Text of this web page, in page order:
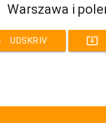
Warszawa i
UDSKRIV system_update_alt